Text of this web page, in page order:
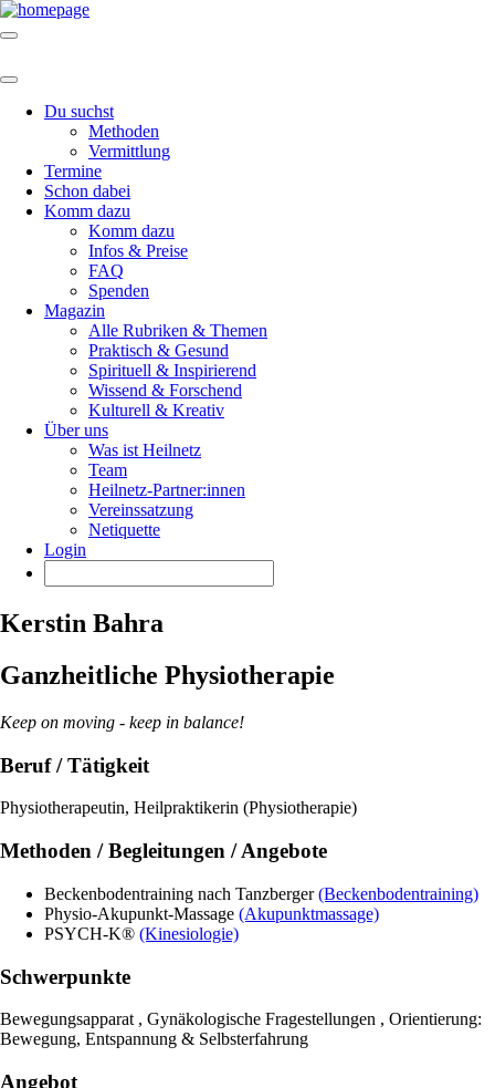
Du suchst
Methoden
Vermittlung
Termine
Schon dabei
Komm dazu
Komm dazu
Infos & Preise
FAQ
Spenden
Magazin
Alle Rubriken & Themen
Praktisch & Gesund
Spirituell & Inspirierend
Wissend & Forschend
Kulturell & Kreativ
Über uns
Was ist Heilnetz
Team
Heilnetz-Partner:innen
Vereinssatzung
Netiquette
Login
Kerstin Bahra
Ganzheitliche Physiotherapie
Keep on moving - keep in balance!
Beruf / Tätigkeit
Physiotherapeutin, Heilpraktikerin (Physiotherapie)
Methoden / Begleitungen / Angebote
Beckenbodentraining nach Tanzberger(Beckenbodentraining)
Physio-Akupunkt-Massage (Akupunktmassage)
PSYCH-K® (Kinesiologie)
Schwerpunkte
Bewegungsapparat , Gynäkologische Fragestellungen , Orientierung:
Bewegung, Entspannung & Selbsterfahrung
Angebot